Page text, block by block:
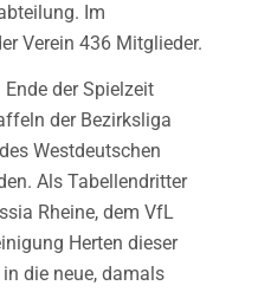
Im
Verein 436 Mitglieder.
der Spielzeit
der Bezirksliga
Westdeutschen
Als Tabellendritter
Rheine, dem VfL
Herten dieser
die neue, damals